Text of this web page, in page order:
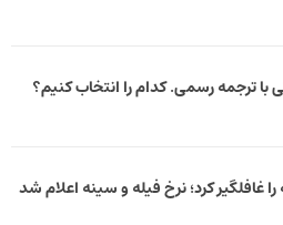
با ترجمه رسمی. کدام را انتخاب کنیم؟
غافلگیر کرد؛ نرخ فیله و سینه اعلام شد